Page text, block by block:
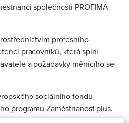
společnosti PROFIMA
profesního
pracovníků, která splní
a požadavky měnícího se
sociálního fondu
programu Zaměstnanost plus.